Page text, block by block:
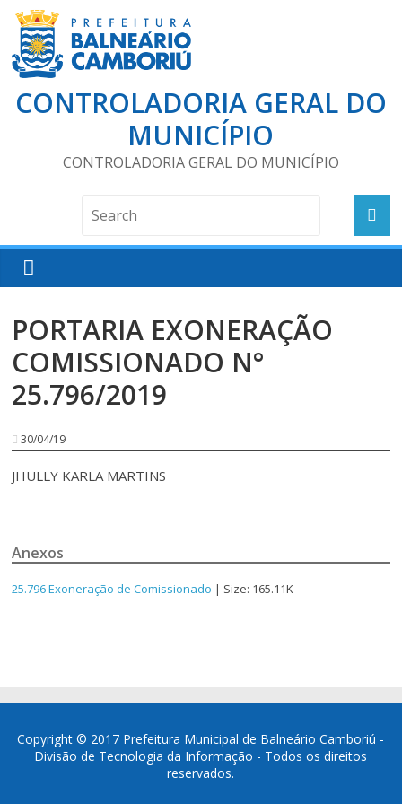
CONTROLADORIA GERAL DO
MUNICÍPIO
CONTROLADORIA GERAL DO MUNICÍPIO
PORTARIA EXONERAÇÃO
COMISSIONADO N°
25.796/2019
30/04/19
JHULLY KARLA MARTINS
Anexos
25.796 Exoneração de Comissionado | Size: 165.11K
Copyright © 2017 Prefeitura Municipal de Balneário Camboriú -
Divisão de Tecnologia da Informação - Todos os direitos
reservados.